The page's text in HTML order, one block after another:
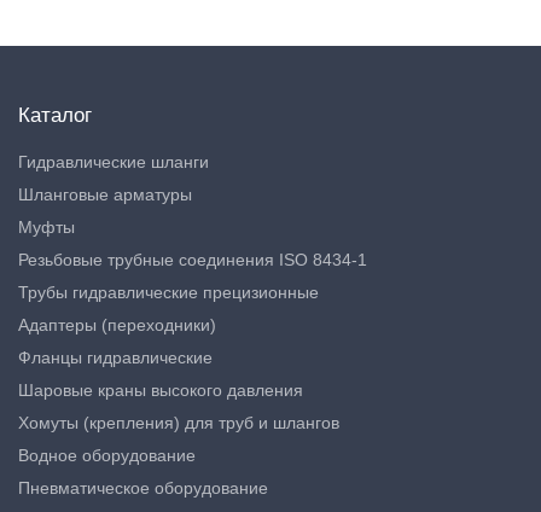
Каталог
Гидравлические шланги
Шланговые арматуры
Муфты
Резьбовые трубные соединения ISO 8434-1
Трубы гидравлические прецизионные
Адаптеры (переходники)
Фланцы гидравлические
Шаровые краны высокого давления
Хомуты (крепления) для труб и шлангов
Водное оборудование
Пневматическое оборудование